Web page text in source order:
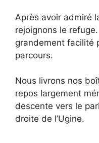
Après avoir admiré
rejoignons le
grandement facilité
parcours.
Nous livrons nos
repos largement
descente vers le
droite de l’Ugine.